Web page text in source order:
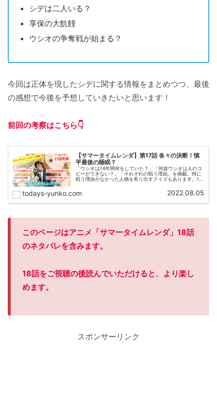
シデは二人いる？
享保の大飢饉
ウシオの争奪戦が始まる？
今回は正体を現したシデに関する情報をまとめつつ、最後
の感想で今後を予想していきたいと思います！
前回の考察はこちら👇
【サマータイムレンダ】第17話 各々の決断！慎
平最後の睡眠？
「ウシオは14年間何をしていた？」「何故ウシオは人のコ
ピーができない？」「それぞれの戦う理由」を掲載。特に
戦う理由がなかった人物を炙り出すクイズもあります。17
todays-yunko.com 2022.08.05
このページはアニメ 「サマータイムレンダ」18話
のネタバレを含みます。
18話をご視聴の後読んでいただけると、より楽し
めます。
スポンサーリンク